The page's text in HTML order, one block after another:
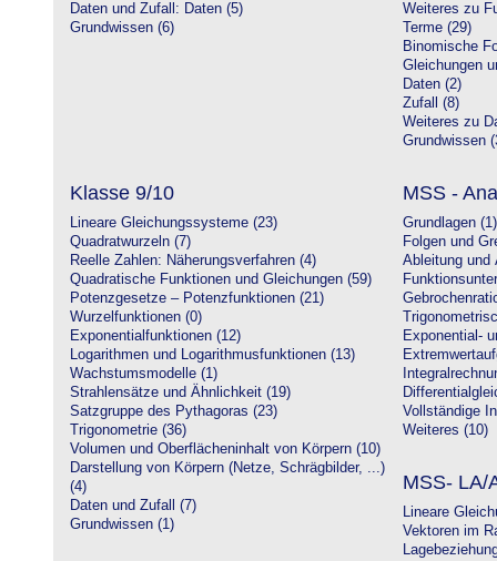
Daten und Zufall: Daten (5)
Grundwissen (6)
Weiteres zu
Terme (29)
Binomische
Gleichungen
Daten (2)
Zufall (8)
Weiteres zu
Grundwissen
Klasse 9/10
Lineare Gleichungssysteme (23)
Quadratwurzeln (7)
Reelle Zahlen: Näherungsverfahren (4)
Quadratische Funktionen und Gleichungen (59)
Potenzgesetze – Potenzfunktionen (21)
Wurzelfunktionen (0)
Exponentialfunktionen (12)
Logarithmen und Logarithmusfunktionen (13)
Wachstumsmodelle (1)
Strahlensätze und Ähnlichkeit (19)
Satzgruppe des Pythagoras (23)
Trigonometrie (36)
Volumen und Oberflächeninhalt von Körpern (10)
Darstellung von Körpern (Netze, Schrägbilder, ...)
(4)
Daten und Zufall (7)
Grundwissen (1)
MSS -
Grundlagen (1)
Folgen und
Ableitung und
Exponential-
Vollständige
Weiteres (10)
MSS- LA/
Lineare
Vektoren im